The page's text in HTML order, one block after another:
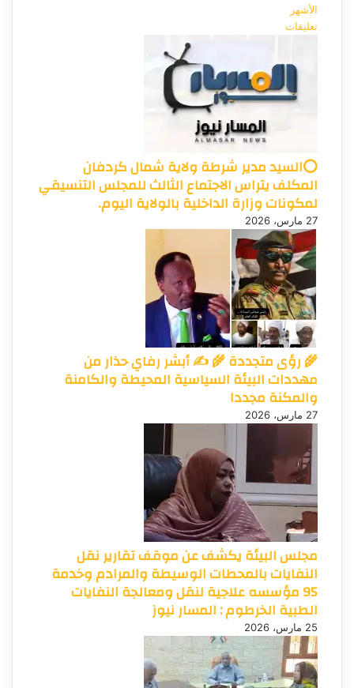
الأشهر
تعليقات
⭕السيد مدير شرطة ولاية شمال كردفان
المكلف يتراس الاجتماع الثالث للمجلس التنسيقي
لمكونات وزارة الداخلية بالولاية اليوم.
27 مارس، 2026
🌾 رؤى متجددة 🌾 ✍️ أبشر رفاي حذار من
مهددات البيئة السياسية المحيطة والكامنة
والمكنة مجددا
27 مارس، 2026
مجلس البيئة يكشف عن موقف تقارير نقل
النفايات بالمحطات الوسيطة والمرادم وخدمة
95 مؤسسه علاجية لنقل ومعالجة النفايات
الطبية الخرطوم : المسار نيوز
25 مارس، 2026